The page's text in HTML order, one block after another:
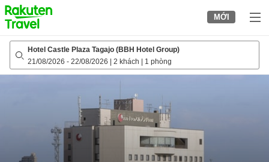
to
top
page
MỚI
Hotel Castle Plaza Tagajo (BBH Hotel Group)
21/08/2026 - 22/08/2026 2 khách 1 phòng